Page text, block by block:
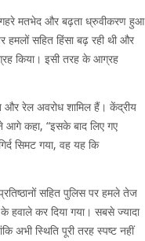
गहरे मतभेद और बढ़ता ध्रुवीकरण हुआ
सहित हिंसा बढ़ रही थी और
किया। इसी तरह के आग्रह
और रेल अवरोध शामिल हैं। केंद्रीय
आगे कहा, “इसके बाद लिए गए
सिमट गया, वह यह कि
सहित पुलिस पर हमले तेज
हवाले कर दिया गया। सबसे ज्यादा
अभी स्थिति पूरी तरह स्पष्ट नहीं